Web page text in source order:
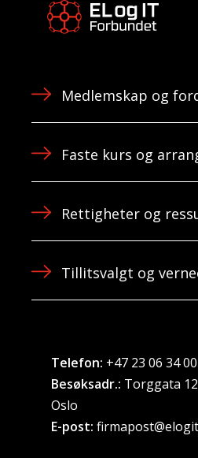
Medlemskap og
Faste kurs og
Rettigheter og
Tillitsvalgt og
Telefon: +47 23 06 34 00
Besøksadr.: Torggata
Oslo
E-post: